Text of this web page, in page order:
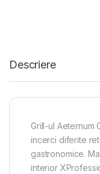
Descriere
Grill-ul Aeternum
incerci diferite
gastronomice.
interior